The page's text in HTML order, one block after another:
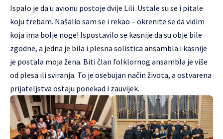
Ispalo je da u avionu postoje dvije Lili. Ustale su se i pitale
koju trebam. Našalio sam se i rekao – okrenite se da vidim
koja ima bolje noge! Ispostavilo se kasnije da su obje bile
zgodne, a jedna je bila i plesna solistica ansambla i kasnije
je postala moja žena. Biti član folklornog ansambla je više
od plesa ili sviranja. To je osebujan način života, a ostvarena
prijateljstva ostaju ponekad i zauvijek.